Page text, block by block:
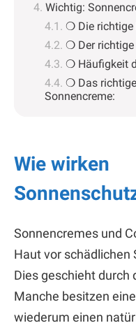
Wichtig:
❍ Die richtige
❍ Der
❍ Häufigkeit
❍ Das
Sonnencreme:
Wie wirken
Sonnencremes und
Haut vor schädlichen
Dies geschieht durch
Manche besitzen
wiederum einen